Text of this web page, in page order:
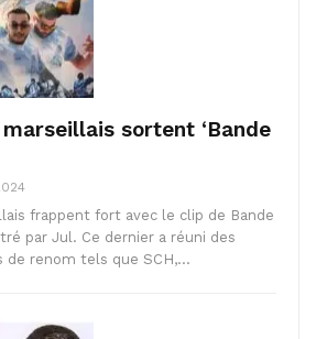
sortent ‘Bande
frappent fort avec le clip de Bande
par Jul. Ce dernier a réuni des
de renom tels que SCH,…